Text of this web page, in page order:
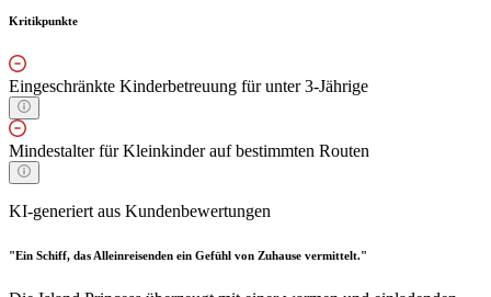
Kritikpunkte
Eingeschränkte Kinderbetreuung für unter 3-Jährige
Mindestalter für Kleinkinder auf bestimmten Routen
KI-generiert aus Kundenbewertungen
"Ein Schiff, das Alleinreisenden ein Gefühl von Zuhause vermittelt."